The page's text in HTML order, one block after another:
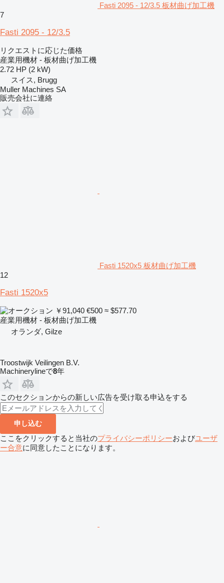
Fasti 2095 - 12/3.5 板材曲げ加工機
7
Fasti 2095 - 12/3.5
リクエストに応じた価格
産業用機材 - 板材曲げ加工機
2.72 HP (2 kW)
スイス, Brugg
Muller Machines SA
販売会社に連絡
Fasti 1520x5 板材曲げ加工機
12
Fasti 1520x5
￥91,040 €500 ≈ $577.70
産業用機材 - 板材曲げ加工機
オランダ, Gilze
Troostwijk Veilingen B.V.
Machinerylineで8年
このセクションからの新しい広告を受け取る申込をする
申し込む
ここをクリックすると当社のプライバシーポリシーおよびユーザ
ー合意に同意したことになります。